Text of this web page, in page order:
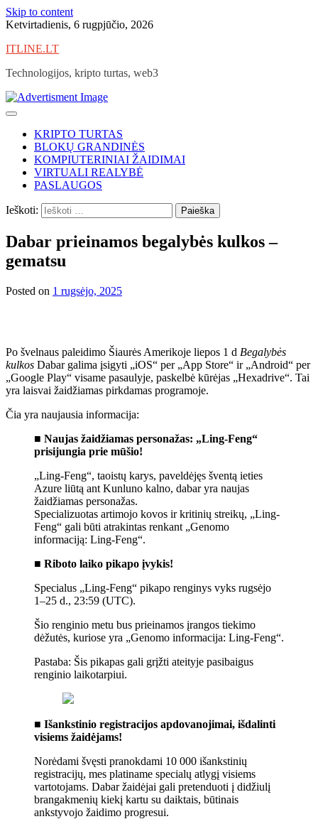
Skip to content
Ketvirtadienis, 6 rugpjūčio, 2026
ITLINE.LT
Technologijos, kripto turtas, web3
KRIPTO TURTAS
BLOKŲ GRANDINĖS
KOMPIUTERINIAI ŽAIDIMAI
VIRTUALI REALYBĖ
PASLAUGOS
Ieškoti:
Dabar prieinamos begalybės kulkos –
gematsu
Posted on 1 rugsėjo, 2025
Po švelnaus paleidimo Šiaurės Amerikoje liepos 1 d Begalybės
kulkos Dabar galima įsigyti „iOS“ per „App Store“ ir „Android“ per
„Google Play“ visame pasaulyje, paskelbė kūrėjas „Hexadrive“. Tai
yra laisvai žaidžiamas pirkdamas programoje.
Čia yra naujausia informacija:
■ Naujas žaidžiamas personažas: „Ling-Feng“
prisijungia prie mūšio!
„Ling-Feng“, taoistų karys, paveldėjęs šventą ieties
Azure liūtą ant Kunluno kalno, dabar yra naujas
žaidžiamas personažas.
Specializuotas artimojo kovos ir kritinių streikų, „Ling-
Feng“ gali būti atrakintas renkant „Genomo
informaciją: Ling-Feng“.
■ Riboto laiko pikapo įvykis!
Specialus „Ling-Feng“ pikapo renginys vyks rugsėjo
1–25 d., 23:59 (UTC).
Šio renginio metu bus prieinamos įrangos tiekimo
dėžutės, kuriose yra „Genomo informacija: Ling-Feng“.
Pastaba: Šis pikapas gali grįžti ateityje pasibaigus
renginio laikotarpiui.
■ Išankstinio registracijos apdovanojimai, išdalinti
visiems žaidėjams!
Norėdami švęsti pranokdami 10 000 išankstinių
registracijų, mes platiname specialų atlygį visiems
vartotojams. Dabar žaidėjai gali pretenduoti į didžiulį
brangakmenių kiekį kartu su daiktais, būtinais
ankstyvojo žaidimo progresui.